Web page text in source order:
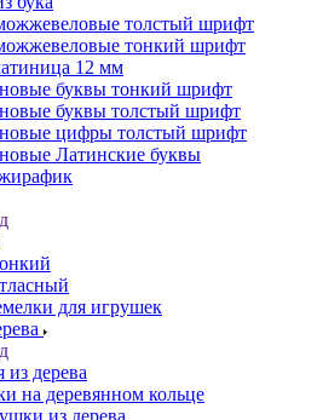
толстый шрифт
тонкий шрифт
12 мм
буквы тонкий шрифт
буквы толстый шрифт
цифры толстый шрифт
Латинские буквы
для игрушек
из дерева
на деревянном кольце
из дерева